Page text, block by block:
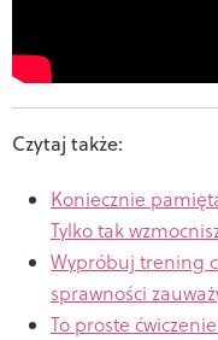
Czytaj także:
Koniecznie
Tylko tak
Wypróbuj trening
sprawności
To proste